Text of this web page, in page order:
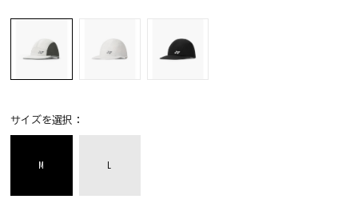
サイズを選択：
M